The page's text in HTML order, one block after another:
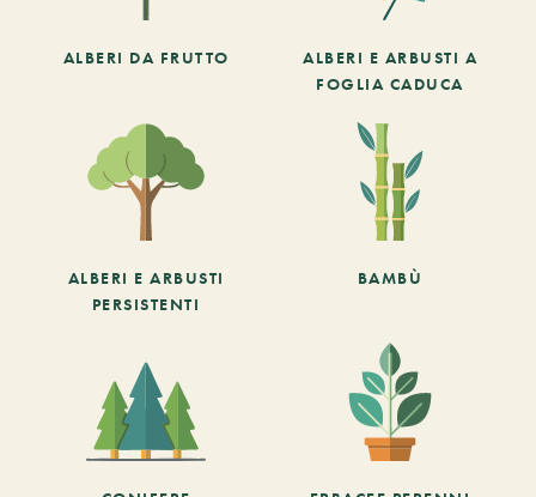
ALBERI DA FRUTTO
ALBERI E ARBUSTI A
FOGLIA CADUCA
ALBERI E ARBUSTI
PERSISTENTI
BAMBÙ